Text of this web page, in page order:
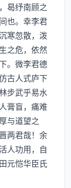
曷纾南顾之
也。幸李君
寒忽散，泼
之危，依然
。微李君德
古人式庐下
步武乎易水
膏盲，痛难
与道望之
两君哉！余
人功用，自
元恺华臣氏